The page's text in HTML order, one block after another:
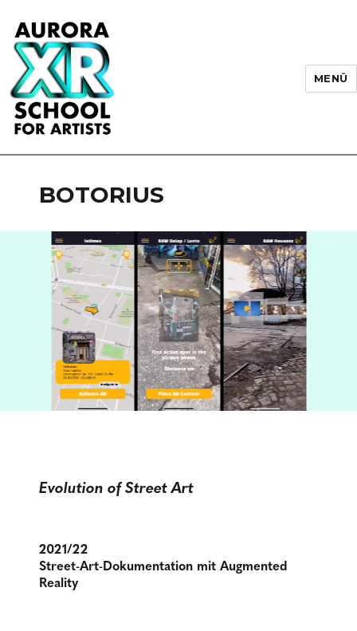
MENÜ
BOTORIUS
Evolution of Street Art
2021/22
Street-Art-Dokumentation mit Augmented
Reality